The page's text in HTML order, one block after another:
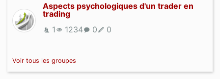
Aspects psychologiques d'un trader en
trading
1
1234 0 0
Voir tous les groupes